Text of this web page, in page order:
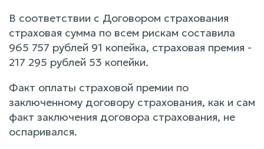
В соответствии с Договором страхования
страховая сумма по всем рискам составила
965 757 рублей 91 копейка, страховая премия -
217 295 рублей 53 копейки.
Факт оплаты страховой премии по
заключенному договору страхования, как и сам
факт заключения договора страхования, не
оспаривался.